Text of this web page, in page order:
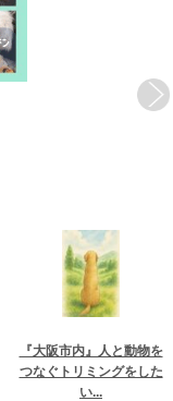
『大阪市内』人と動物を
つなぐトリミングをした
い...